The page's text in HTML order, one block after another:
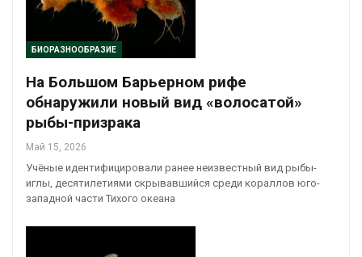
БИОРАЗНООБРАЗИЕ
На Большом Барьерном рифе
обнаружили новый вид «волосатой»
рыбы-призрака
Май 15, 2026
Учёные идентифицировали ранее неизвестный вид рыбы-
иглы, десятилетиями скрывавшийся среди кораллов юго-
западной части Тихого океана